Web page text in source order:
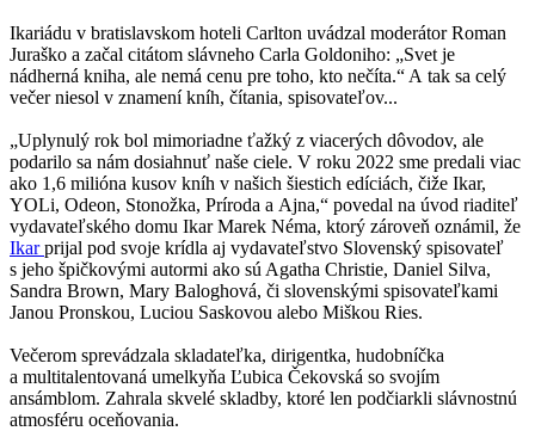
Ikariádu v bratislavskom hoteli Carlton uvádzal moderátor Roman
Juraško a začal citátom slávneho Carla Goldoniho: „Svet je
nádherná kniha, ale nemá cenu pre toho, kto nečíta.“ A tak sa celý
večer niesol v znamení kníh, čítania, spisovateľov...
„Uplynulý rok bol mimoriadne ťažký z viacerých dôvodov, ale
podarilo sa nám dosiahnuť naše ciele. V roku 2022 sme predali viac
ako 1,6 milióna kusov kníh v našich šiestich edíciách, čiže Ikar,
YOLi, Odeon, Stonožka, Príroda a Ajna,“ povedal na úvod riaditeľ
vydavateľského domu Ikar Marek Néma, ktorý zároveň oznámil, že
Ikarprijal pod svoje krídla aj vydavateľstvo Slovenský spisovateľ
s jeho špičkovými autormi ako sú Agatha Christie, Daniel Silva,
Sandra Brown, Mary Baloghová, či slovenskými spisovateľkami
Janou Pronskou, Luciou Saskovou alebo Miškou Ries.
Večerom sprevádzala skladateľka, dirigentka, hudobníčka
a multitalentovaná umelkyňa Ľubica Čekovská so svojím
ansámblom. Zahrala skvelé skladby, ktoré len podčiarkli slávnostnú
atmosféru oceňovania.